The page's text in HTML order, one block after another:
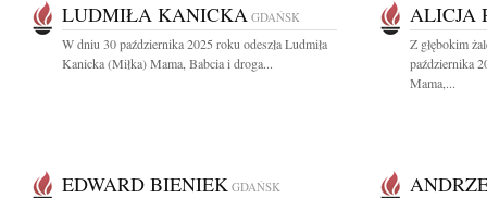
LUDMIŁA KANICKA GDAŃSK
W dniu 30 października 2025 roku odeszła Ludmiła
Kanicka (Miłka) Mama, Babcia i droga...
ALICJA
Z głębokim
października
Mama,...
EDWARD BIENIEK GDAŃSK